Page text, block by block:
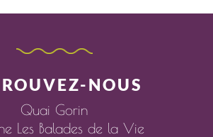
NOUS
Quai Gorin
Les Balades de la Vie